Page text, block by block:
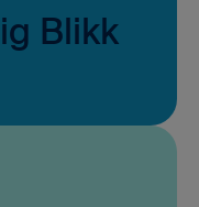
Blikk